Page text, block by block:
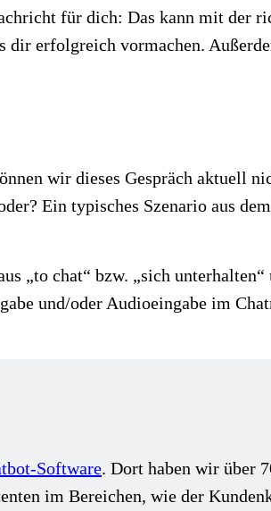
für dich: Das kann mit der
erfolgreich vormachen.
wir dieses Gespräch aktuell
Ein typisches Szenario aus
„to chat“ bzw. „sich
und/oder Audioeingabe im
Software. Dort haben wir über
im Bereichen, wie der